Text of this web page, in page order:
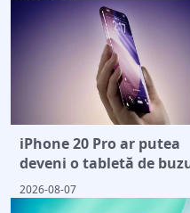
iPhone 20 Pro ar putea
deveni o tabletă de
2026-08-07